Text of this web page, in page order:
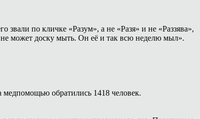
по кличке «Разум», а не «Разя» и не «Раззява»,
может доску мыть. Он её и так всю неделю мыл».
медпомощью обратились 1418 человек.